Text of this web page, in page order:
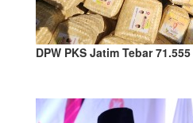
DPW PKS Jatim Tebar